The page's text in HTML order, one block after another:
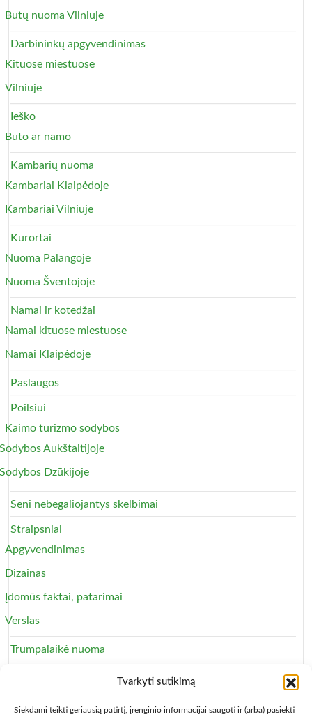
Tvarkyti sutikimą
Siekdami teikti geriausią patirtį, įrenginio informacijai saugoti ir (arba) pasiekti
Butų nuoma Vilniuje
Darbininkų apgyvendinimas
Kituose miestuose
Vilniuje
Ieško
Buto ar namo
Kambarių nuoma
Kambariai Klaipėdoje
Kambariai Vilniuje
Kurortai
Nuoma Palangoje
Nuoma Šventojoje
Namai ir kotedžai
Namai kituose miestuose
Namai Klaipėdoje
Paslaugos
Poilsiui
Kaimo turizmo sodybos
Sodybos Aukštaitijoje
Sodybos Dzūkijoje
Seni nebegaliojantys skelbimai
Straipsniai
Apgyvendinimas
Dizainas
Įdomūs faktai, patarimai
Verslas
Trumpalaikė nuoma